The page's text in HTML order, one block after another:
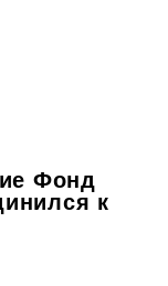
Фонд
к